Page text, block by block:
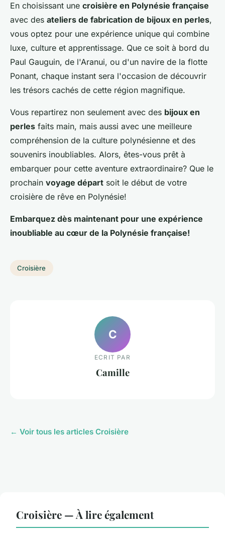
En choisissant une croisière en Polynésie française
avec des ateliers de fabrication de bijoux en perles,
vous optez pour une expérience unique qui combine
luxe, culture et apprentissage. Que ce soit à bord du
Paul Gauguin, de l'Aranui, ou d'un navire de la flotte
Ponant, chaque instant sera l'occasion de découvrir
les trésors cachés de cette région magnifique.
Vous repartirez non seulement avec des bijoux en
perles faits main, mais aussi avec une meilleure
compréhension de la culture polynésienne et des
souvenirs inoubliables. Alors, êtes-vous prêt à
embarquer pour cette aventure extraordinaire? Que le
prochain voyage départ soit le début de votre
croisière de rêve en Polynésie!
Embarquez dès maintenant pour une expérience
inoubliable au cœur de la Polynésie française!
Croisière
C
ECRIT PAR
Camille
← Voir tous les articles Croisière
Croisière — À lire également